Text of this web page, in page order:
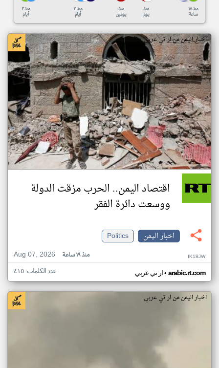
منذ ٣
أيام
منذ ٣
أيام
منذ
يومين
منذ
يوم
منذ ١٧
ساعة
اخبار اليمن من ار تي عربي
اقتصاد اليمن.. الحرب مزقت الدولة
ووسعت دائرة الفقر
اخبار اليمن
Politics
Aug 07, 2026
منذ ١٩ ساعة IK18JW
ار تي عربي• arabic.rt.com عدد الكلمات: ٤١٥
اخبار اليمن من ار تي عربي